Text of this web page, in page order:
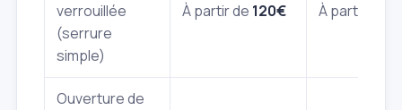
verrouillée
(serrure
simple)
À partir de 120€ À partir de
Ouverture de